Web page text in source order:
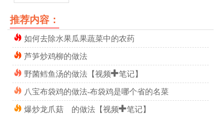
推荐内容：
如何去除水果瓜果蔬菜中的农药
芦笋炒鸡柳的做法
野菌鳕鱼汤的做法【视频+笔记】
八宝布袋鸡的做法-布袋鸡是哪个省的名菜
爆炒龙爪菇 的做法【视频+笔记】